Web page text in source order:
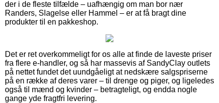
der i de fleste tilfælde – uafhængig om man bor nær
Randers, Slagelse eller Hammel – er at få bragt dine
produkter til en pakkeshop.
Det er ret overkommeligt for os alle at finde de laveste priser
fra flere e-handler, og så har massevis af SandyClay outlets
på nettet fundet det uundgåeligt at nedskære salgspriserne
på en række af deres varer – til drenge og piger, og ligeledes
også til mænd og kvinder – betragteligt, og endda nogle
gange yde fragtfri levering.